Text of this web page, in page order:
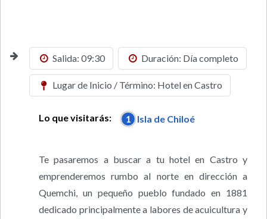
Salida: 09:30 Duración: Día completo
Lugar de Inicio / Término: Hotel en Castro
Lo que visitarás: 1 Isla de Chiloé
Te pasaremos a buscar a tu hotel en Castro y
emprenderemos rumbo al norte en dirección a
Quemchi, un pequeño pueblo fundado en 1881
dedicado principalmente a labores de acuicultura y